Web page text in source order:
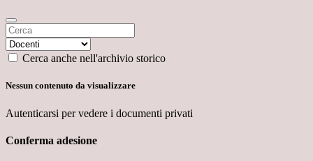
Cerca anche nell'archivio storico
Nessun contenuto da visualizzare
Autenticarsi per vedere i documenti privati
Conferma adesione